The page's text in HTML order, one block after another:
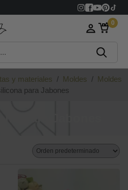
0
y materiales / Moldes / Moldes
para Jabones